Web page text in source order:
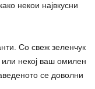
некои највкусни
Со свеж зеленчук
или некој ваш омилен
се доволни